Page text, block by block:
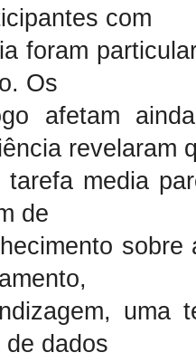
com
foram
Os
afetam
revelaram
media
de
uma
dados